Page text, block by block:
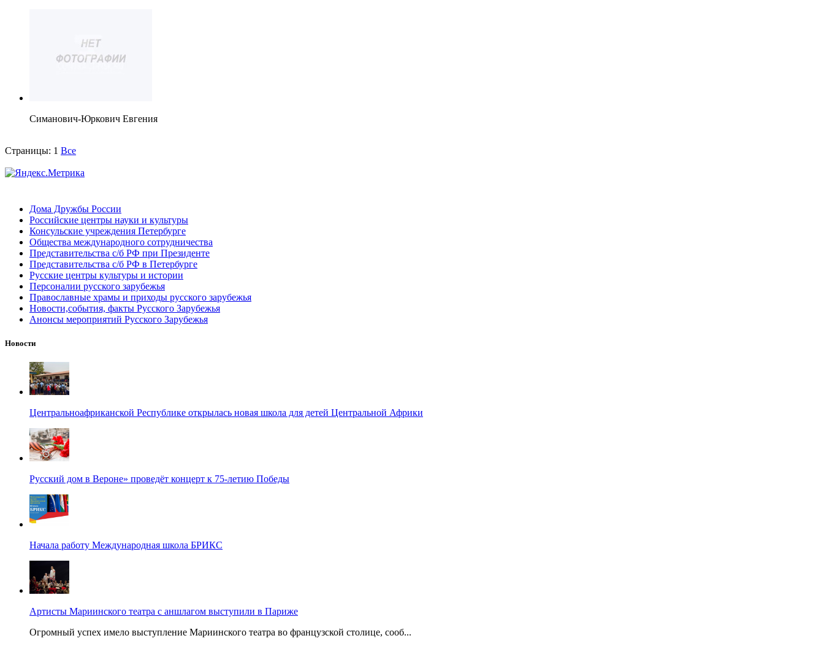
Симанович-Юркович Евгения
Страницы: 1 Все
Дома Дружбы России
Российские центры науки и культуры
Консульские учреждения Петербурге
Общества международного сотрудничества
Представительства с/б РФ при Президенте
Представительства с/б РФ в Петербурге
Русские центры культуры и истории
Персоналии русского зарубежья
Православные храмы и приходы русского зарубежья
Новости,события, факты Русского Зарубежья
Анонсы мероприятий Русского Зарубежья
Новости
Центральноафриканской Республике открылась новая школа для детей Центральной Африки
Русский дом в Вероне» проведёт концерт к 75-летию Победы
Начала работу Международная школа БРИКС
Артисты Мариинского театра с аншлагом выступили в Париже
Огромный успех имело выступление Мариинского театра во французской столице, сооб...